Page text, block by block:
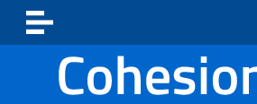
Vai ai contenuti
Vai al footer